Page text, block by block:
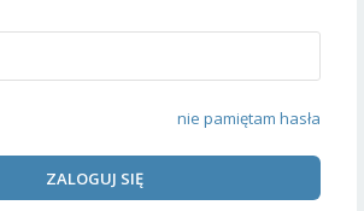
nie pamiętam hasła
ZALOGUJ SIĘ